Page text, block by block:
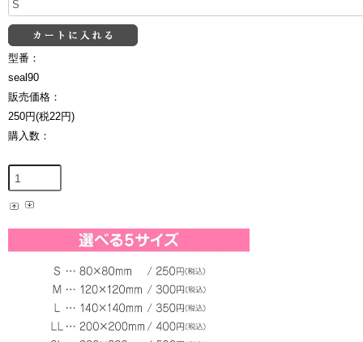
型番：
seal90
販売価格：
250円(税22円)
購入数：